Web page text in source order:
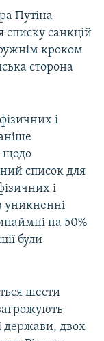
Путіна
санкцій
кроком
сторона
і
щодо
список для
і
уникненні
на 50%
були
шести
держави, двох